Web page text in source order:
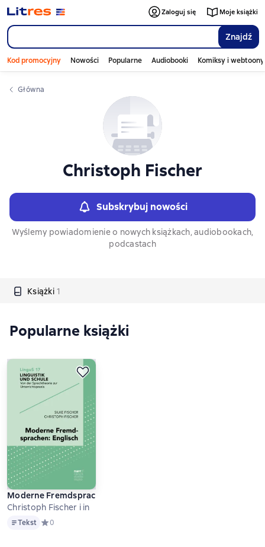
Znajdź
Zaloguj się Moje książki
Kod promocyjny Nowości Popularne Audiobooki Komiksy i webtoony
Główna
Christoph Fischer
Subskrybuj nowości
Wyślemy powiadomienie o nowych książkach, audiobookach,
podcastach
Książki 1
Слайдер с книгами
Popularne książki
Moderne Fremdsprachen: Englisch
Christoph Fischer i in
TekstTekst Средний рейтинг 0 на основе 0 оценок
0